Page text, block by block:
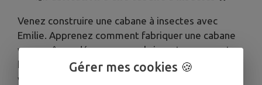
Venez construire une cabane à insectes avec
Emilie. Apprenez comment fabriquer une cabane
vous-même, découvrez quels insectes peuvent y
habiter, et repartez avec, pour l'installer chez
vous.
Gérer mes cookies 🍪